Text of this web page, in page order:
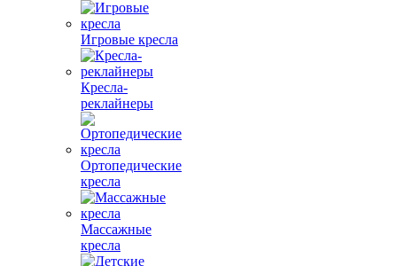
Игровые кресла
Кресла-
реклайнеры
Ортопедические
кресла
Массажные
кресла